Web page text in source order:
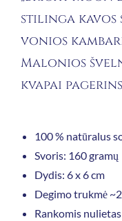
stilinga
vonios
Malonios
kvapai
100 % natūralus
Svoris: 160 gramų
Dydis: 6 x 6 cm
Degimo trukmė
Rankomis